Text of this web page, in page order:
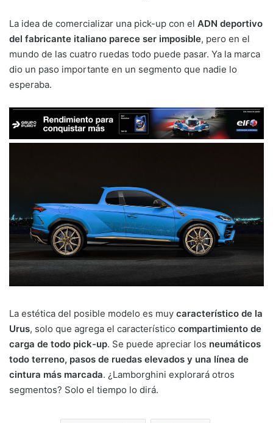
La idea de comercializar una pick-up con el ADN deportivo
del fabricante italiano parece ser imposible, pero en el
mundo de las cuatro ruedas todo puede pasar. Ya la marca
dio un paso importante en un segmento que nadie lo
esperaba.
La estética del posible modelo es muy característico de la
Urus, solo que agrega el característico compartimiento de
carga de todo pick-up. Se puede apreciar los neumáticos
todo terreno, pasos de ruedas elevados y una línea de
cintura más marcada. ¿Lamborghini explorará otros
segmentos? Solo el tiempo lo dirá.